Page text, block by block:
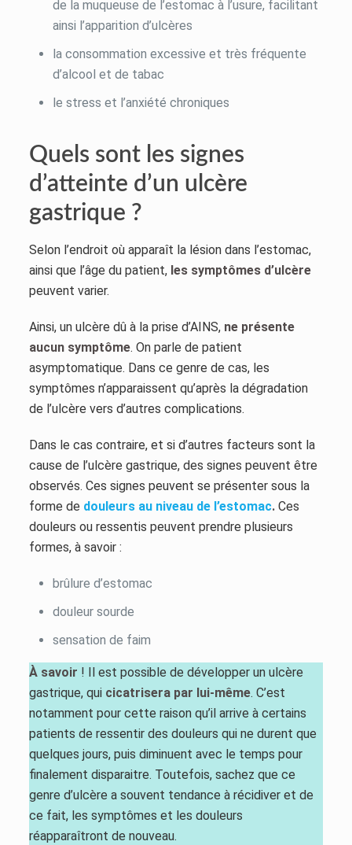
de la muqueuse de l’estomac à l’usure, facilitant
ainsi l’apparition d’ulcères
la consommation excessive et très fréquente
d’alcool et de tabac
le stress et l’anxiété chroniques
Quels sont les signes
d’atteinte d’un ulcère
gastrique ?
Selon l’endroit où apparaît la lésion dans l’estomac,
ainsi que l’âge du patient, les symptômes d’ulcère
peuvent varier.
Ainsi, un ulcère dû à la prise d’AINS, ne présente
aucun symptôme. On parle de patient
asymptomatique. Dans ce genre de cas, les
symptômes n’apparaissent qu’après la dégradation
de l’ulcère vers d’autres complications.
Dans le cas contraire, et si d’autres facteurs sont la
cause de l’ulcère gastrique, des signes peuvent être
observés. Ces signes peuvent se présenter sous la
forme de douleurs au niveau de l’estomac.Ces
douleurs ou ressentis peuvent prendre plusieurs
formes, à savoir :
brûlure d’estomac
douleur sourde
sensation de faim
À savoir ! Il est possible de développer un ulcère
gastrique, qui cicatrisera par lui-même. C’est
notamment pour cette raison qu’il arrive à certains
patients de ressentir des douleurs qui ne durent que
quelques jours, puis diminuent avec le temps pour
finalement disparaitre. Toutefois, sachez que ce
genre d’ulcère a souvent tendance à récidiver et de
ce fait, les symptômes et les douleurs
réapparaîtront de nouveau.